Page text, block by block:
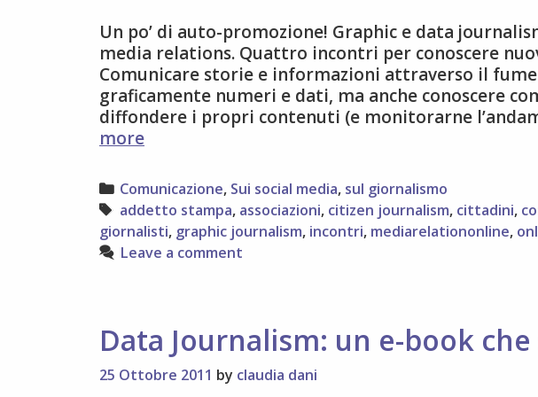
Un po’ di auto-promozione! Graphic e data
media relations. Quattro incontri per conoscere
Comunicare storie e informazioni attraverso il
graficamente numeri e dati, ma anche conoscere
diffondere i propri contenuti (e monitorarne
moreGenova:
incontri
sulle
nuove
forme
dell’informazione
Categories
Comunicazione, Sui social media, sul giornalismo
Tags
addetto stampa, associazioni, citizen journalism, cittadini,
giornalisti, graphic journalism, incontri, mediarelationonline,
Leave a comment
Data Journalism: un e-book
25 Ottobre 2011 by claudia dani